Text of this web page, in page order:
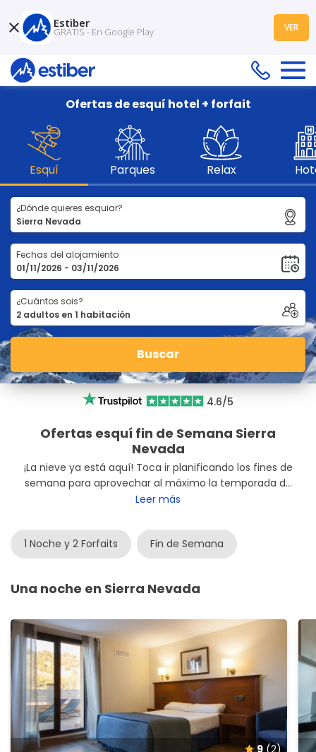
Ofertas de esquí hotel + forfait
Esquí Parques Relax
¿Dónde quieres esquiar?
Fechas del alojamiento
¿Cuántos sois?
Buscar
4.6/5
Ofertas esquí fin de Semana Sierra
Nevada
¡La nieve ya está aquí! Toca ir planificando los fines de
semana para aprovechar al máximo la temporada de
esquí. No pierdas cuerda, porque se acaba enseguida.
estación de esquí de Sierra Nevada. Buen tiempo,
sol, tapas y ¡muchas pistas! Y lo mejor de todo: grandes
ofertas esquí fin de semana
Leer más
1 Noche y 2 Forfaits Fin de Semana
Una noche en Sierra Nevada
Estiber
GRATIS - En Google Play VER